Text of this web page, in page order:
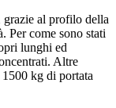
grazie al profilo della
Per come sono stati
lunghi ed
Altre
kg di portata